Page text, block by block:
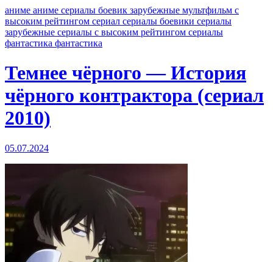
аниме аниме сериалы боевик зарубежные мультфильм с
высоким рейтингом сериал сериалы боевики сериалы
зарубежные сериалы с высоким рейтингом сериалы
фантастика фантастика
Темнее чёрного — История
чёрного контрактора (сериал
2010)
05.07.2024